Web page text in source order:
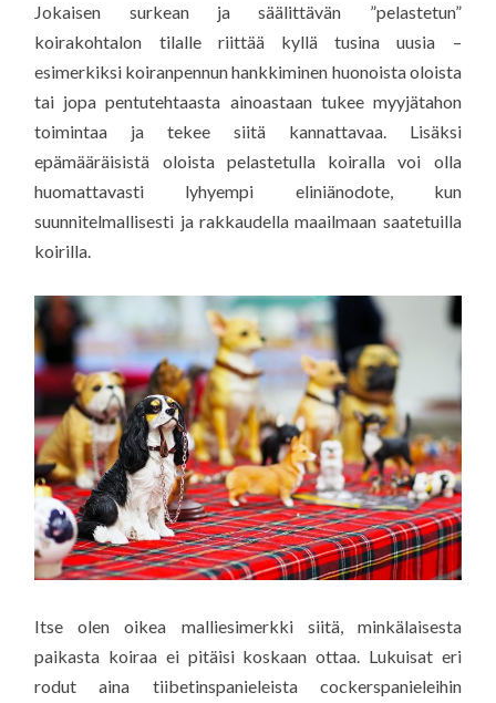
Jokaisen surkean ja säälittävän ”pelastetun”
koirakohtalon tilalle riittää kyllä tusina uusia –
esimerkiksi koiranpennun hankkiminen huonoista oloista
tai jopa pentutehtaasta ainoastaan tukee myyjätahon
toimintaa ja tekee siitä kannattavaa. Lisäksi
epämääräisistä oloista pelastetulla koiralla voi olla
huomattavasti lyhyempi eliniänodote, kun
suunnitelmallisesti ja rakkaudella maailmaan saatetuilla
koirilla.
Itse olen oikea malliesimerkki siitä, minkälaisesta
paikasta koiraa ei pitäisi koskaan ottaa. Lukuisat eri
rodut aina tiibetinspanieleista cockerspanieleihin